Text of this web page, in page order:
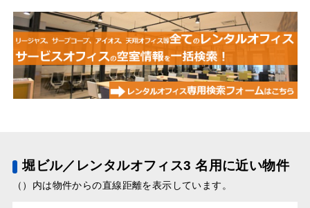
堀ビル／レンタルオフィス3 名用に近い物件
（）内は物件からの直線距離を表示しています。